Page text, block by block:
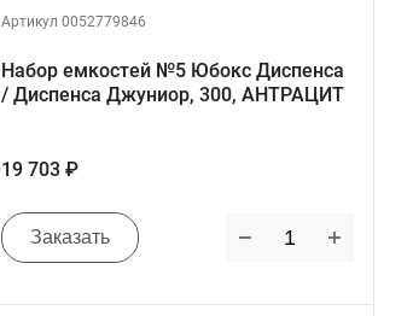
Артикул 0052779846
Набор емкостей №5 Юбокс Диспенса
/ Диспенса Джуниор, 300, АНТРАЦИТ
19 703 ₽
Заказать